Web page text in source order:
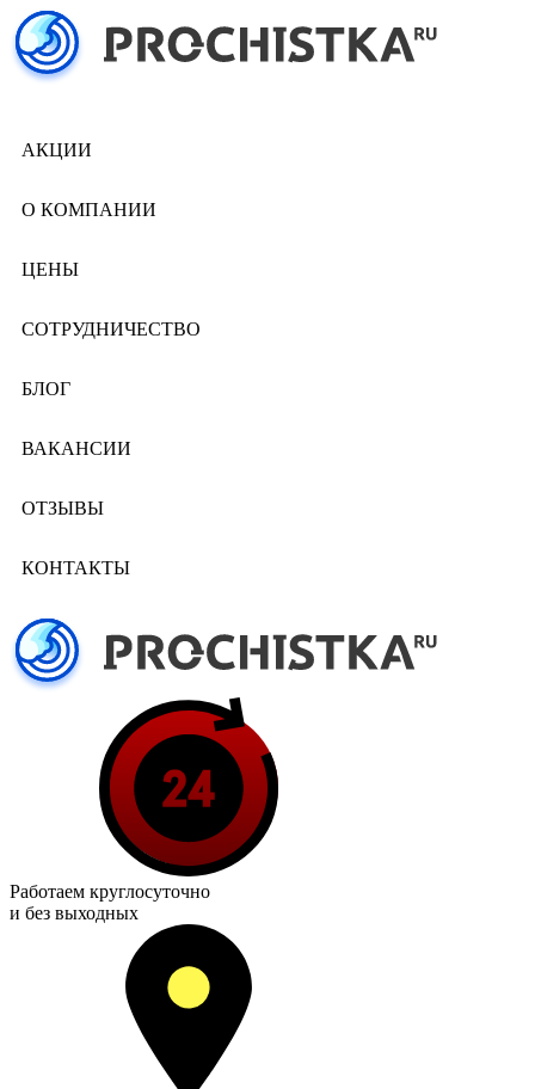
АКЦИИ
О КОМПАНИИ
ЦЕНЫ
СОТРУДНИЧЕСТВО
БЛОГ
ВАКАНСИИ
ОТЗЫВЫ
КОНТАКТЫ
Работаем круглосуточно
и без выходных